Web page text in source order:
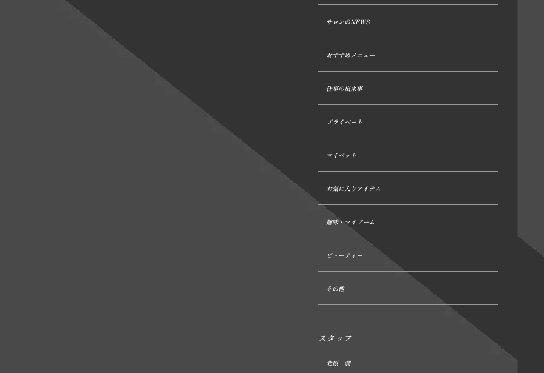
サロンのNEWS
おすすめメニュー
仕事の出来事
プライベート
マイペット
お気に入りアイテム
趣味・マイブーム
ビューティー
その他
スタッフ
北原 潤